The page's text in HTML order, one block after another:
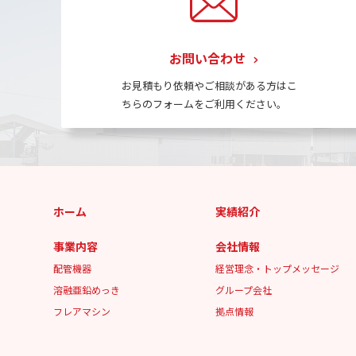
お問い合わせ
お見積もり依頼やご相談がある方はこ
ちらのフォームをご利用ください。
ホーム
事業内容
配管機器
溶融亜鉛めっき
フレアマシン
実績紹介
会社情報
経営理念・トップメッセージ
グループ会社
拠点情報